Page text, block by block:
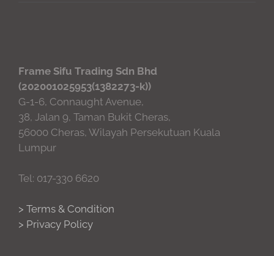
Frame Sifu Trading Sdn Bhd
(202001025953(1382273-k))
G-1-6, Connaught Avenue,
38, Jalan 9, Taman Bukit Cheras,
56000 Cheras, Wilayah Persekutuan Kuala
Lumpur
Tel: 017-330 6620
> Terms & Condition
> Privacy Policy